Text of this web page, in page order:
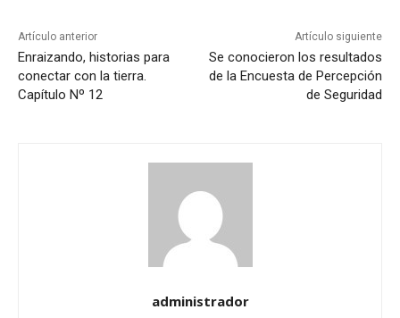
Artículo anterior
Enraizando, historias para
conectar con la tierra.
Capítulo Nº 12
Artículo siguiente
Se conocieron los resultados
de la Encuesta de Percepción
de Seguridad
administrador